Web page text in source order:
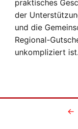
praktisches
der
und die
Regional-
unkompliziert
←